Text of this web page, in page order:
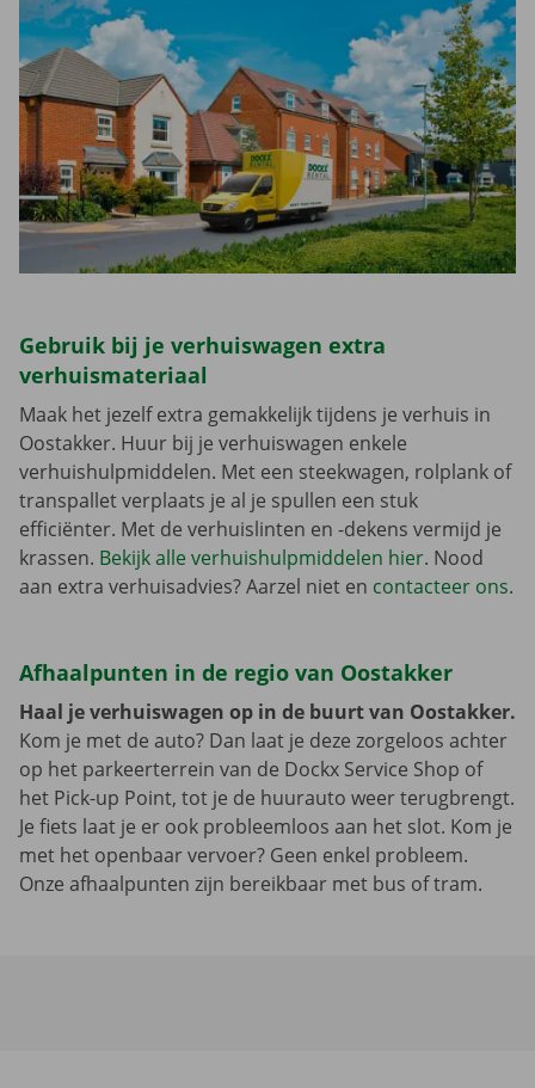
Gebruik bij je verhuiswagen extra
verhuismateriaal
Maak het jezelf extra gemakkelijk tijdens je verhuis in
Oostakker. Huur bij je verhuiswagen enkele
verhuishulpmiddelen. Met een steekwagen, rolplank of
transpallet verplaats je al je spullen een stuk
efficiënter. Met de verhuislinten en -dekens vermijd je
krassen. Bekijk alle verhuishulpmiddelen hier. Nood
aan extra verhuisadvies? Aarzel niet en contacteer ons.
Afhaalpunten in de regio van Oostakker
Haal je verhuiswagen op in de buurt van Oostakker.
Kom je met de auto? Dan laat je deze zorgeloos achter
op het parkeerterrein van de Dockx Service Shop of
het Pick-up Point, tot je de huurauto weer terugbrengt.
Je fiets laat je er ook probleemloos aan het slot. Kom je
met het openbaar vervoer? Geen enkel probleem.
Onze afhaalpunten zijn bereikbaar met bus of tram.